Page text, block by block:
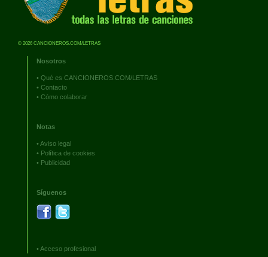
© 2026 CANCIONEROS.COM/LETRAS
Nosotros
• Qué es CANCIONEROS.COM/LETRAS
• Contacto
• Cómo colaborar
Notas
•Aviso legal
• Política de cookies
• Publicidad
Síguenos
•Acceso profesional